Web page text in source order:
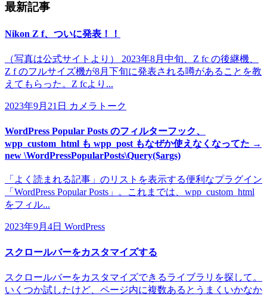
最新記事
Nikon Z f、ついに発表！！
（写真は公式サイトより） 2023年8月中旬、Z fc の後継機、
Z f のフルサイズ機が8月下旬に発表される噂があることを教
えてもらった。Z fcより...
2023年9月21日 カメラトーク
WordPress Popular Posts のフィルターフック、
wpp_custom_html も wpp_post もなぜか使えなくなってた →
new \WordPressPopularPosts\Query($args)
「よく読まれる記事」のリストを表示する便利なプラグイン
「WordPress Popular Posts」。これまでは、wpp_custom_html
をフィル...
2023年9月4日 WordPress
スクロールバーをカスタマイズする
スクロールバーをカスタマイズできるライブラリを探して。
いくつか試したけど、ページ内に複数あるとうまくいかなか